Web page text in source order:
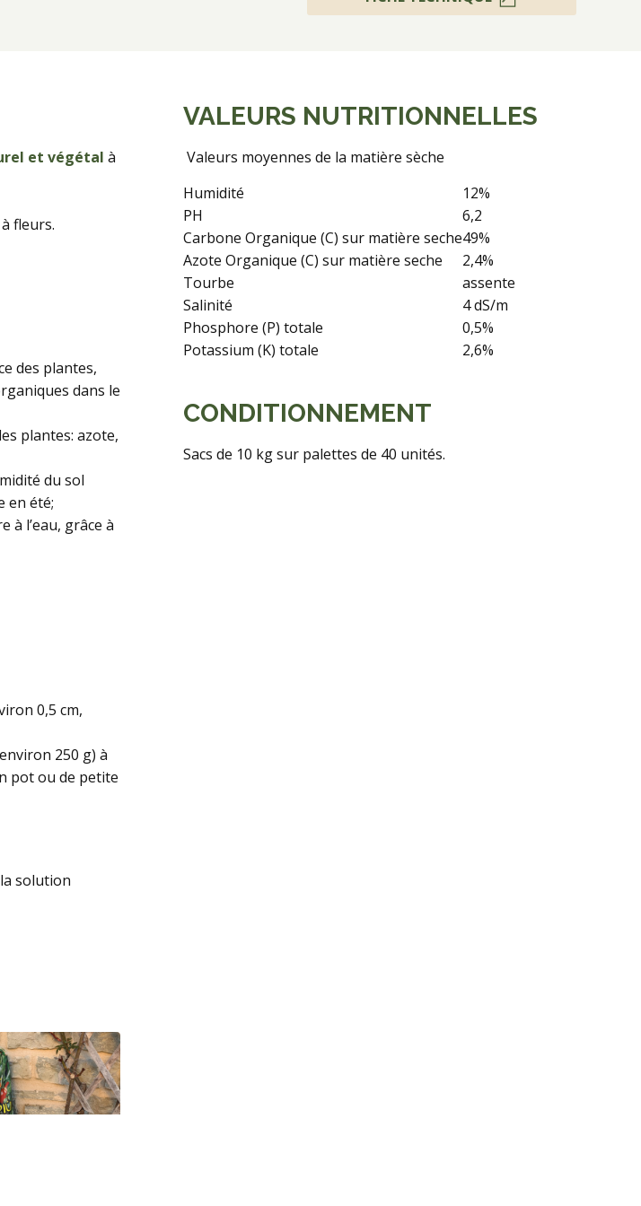
et végétal à
fleurs.
des plantes,
dans le
plantes: azote,
du sol
en été;
à l’eau, grâce à
0,5 cm,
250 g) à
pot ou de petite
solution
VALEURS NUTRITIONNELLES
Valeurs moyennes de la matière sèche
Humidité
12%
PH
6,2
Carbone Organique (C) sur matière seche49%
Azote Organique (C) sur matière seche
2,4%
Tourbe
assente
Salinité
4 dS/m
Phosphore (P) totale
0,5%
Potassium (K) totale
2,6%
CONDITIONNEMENT
Sacs de 10 kg sur palettes de 40 unités.